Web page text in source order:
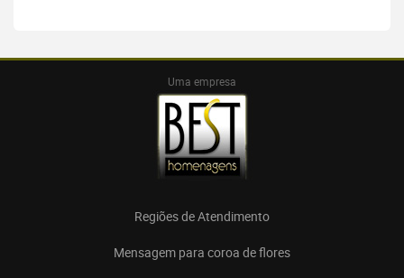
Uma empresa
Regiões de Atendimento
Mensagem para coroa de flores